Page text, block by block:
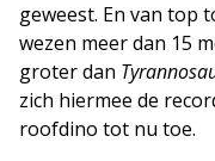
geweest. En van top
wezen meer dan 15
groter dan
zich hiermee de
roofdino tot nu toe.